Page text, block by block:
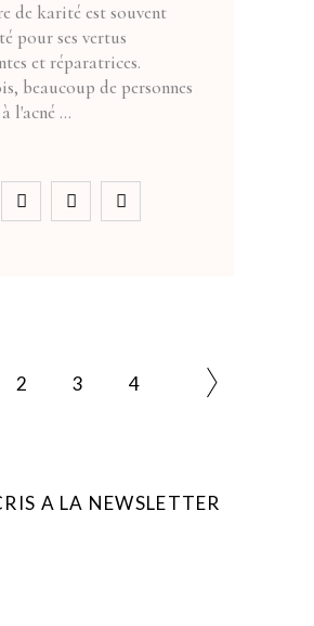
de karité est souvent
pour ses vertus
et réparatrices.
beaucoup de personnes
l'acné
2 3 4
A LA NEWSLETTER